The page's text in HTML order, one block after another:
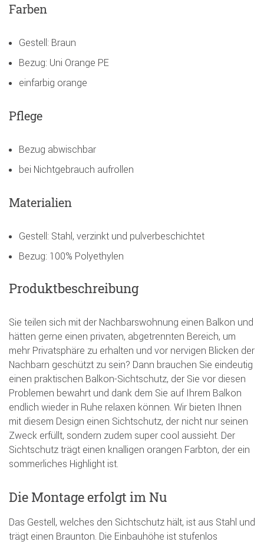
Farben
Gestell: Braun
Bezug: Uni Orange PE
einfarbig orange
Pflege
Bezug abwischbar
bei Nichtgebrauch aufrollen
Materialien
Gestell: Stahl, verzinkt und pulverbeschichtet
Bezug: 100% Polyethylen
Produktbeschreibung
Sie teilen sich mit der Nachbarswohnung einen Balkon und
hätten gerne einen privaten, abgetrennten Bereich, um
mehr Privatsphäre zu erhalten und vor nervigen Blicken der
Nachbarn geschützt zu sein? Dann brauchen Sie eindeutig
einen praktischen Balkon-Sichtschutz, der Sie vor diesen
Problemen bewahrt und dank dem Sie auf Ihrem Balkon
endlich wieder in Ruhe relaxen können. Wir bieten Ihnen
mit diesem Design einen Sichtschutz, der nicht nur seinen
Zweck erfüllt, sondern zudem super cool aussieht. Der
Sichtschutz trägt einen knalligen orangen Farbton, der ein
sommerliches Highlight ist.
Die Montage erfolgt im Nu
Das Gestell, welches den Sichtschutz hält, ist aus Stahl und
trägt einen Braunton. Die Einbauhöhe ist stufenlos